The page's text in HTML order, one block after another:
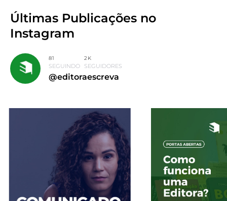
Últimas Publicações no
Instagram
81
SEGUINDO
2K
SEGUIDORES
@editoraescreva